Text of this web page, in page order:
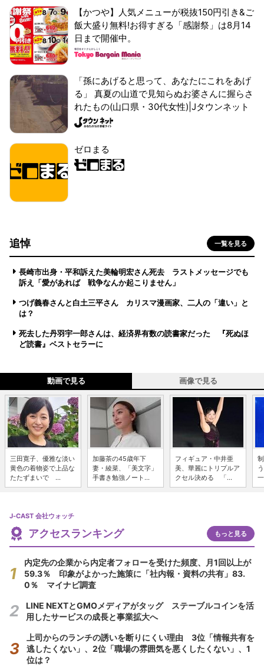
【かつや】人気メニューが税抜150円引き&ご
飯大盛り無料!お得すぎる「感謝祭」は8月14
日まで開催中。
「孫にあげると思って、あなたにこれをあげ
る」 真夏の山道で見知らぬお婆さんに握らさ
れたもの(山口県・30代女性)|Jタウンネット
ゼロまる
追悼 一覧を見る
長崎市出身・平和訴えた美輪明宏さん死去 ラストメッセージでも
訴え「愛があれば 戦争なんか起こりません」
つげ義春さんと白土三平さん カリスマ漫画家、二人の「違い」と
は？
死去した丹羽宇一郎さんは、経済界有数の読書家だった 『死ぬほ
ど読書』ベストセラーに
動画で見る 画像で見る
三田寛子、優雅な淡い
黄色の着物姿で上品な
たたずまいで ...
加藤茶の45歳年下
妻・綾菜、「美文字」
手書き勉強ノート...
フィギュア・中井亜
美、華麗にトリプルア
クセル決める 「...
J-CAST 会社ウォッチ
アクセスランキング もっと見る
内定先の企業から内定者フォローを受けた頻度、月1回以上が
59.3％ 印象がよかった施策に「社内報・資料の共有」83.
0％ マイナビ調査
LINE NEXTとGMOメディアがタッグ ステーブルコインを活
用したサービスの成長と事業拡大へ
上司からのランチの誘いを断りにくい理由 3位「情報共有を
逃したくない」、2位「職場の雰囲気を悪くしたくない」、1
位は？